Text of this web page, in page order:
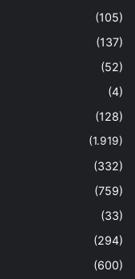
(105)
(137)
(52)
(4)
(128)
(1.919)
(332)
(759)
(33)
(294)
(600)